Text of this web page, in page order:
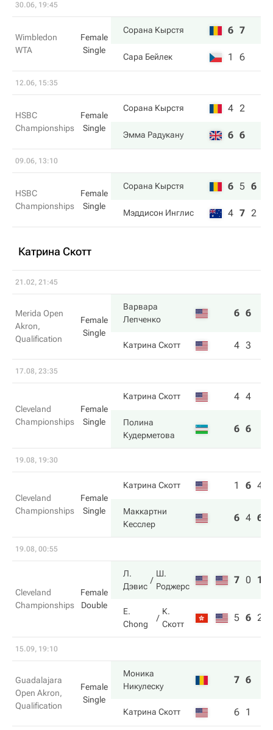
30.06, 19:45
Wimbledon
WTA
Female
Single
Сорана Кырстя 6 7
Сара Бейлек 1 6
12.06, 15:35
HSBC
Championships
Female
Single
Сорана Кырстя 4 2
Эмма Радукану 6 6
09.06, 13:10
HSBC
Championships
Female
Single
Сорана Кырстя 6 5 6
Мэддисон Инглис 4 7 2
Катрина Скотт
21.02, 21:45
Merida Open
Akron,
Qualification
Female
Single
Варвара
Лепченко
6 6
Катрина Скотт 4 3
17.08, 23:35
Cleveland
Championships
Female
Single
Катрина Скотт 4 4
Полина
Кудерметова
6 6
19.08, 19:30
Cleveland
Championships
Female
Single
Катрина Скотт 1 6 4
Маккартни
Кесслер
6 4 6
19.08, 00:55
Cleveland
Championships
Female
Double
Л.
Дэвис
Ш.
Роджерс
7 0 10
E.
Chong
К.
Скотт
5 6 2
15.09, 19:10
Guadalajara
Open Akron,
Qualification
Female
Single
Моника
Никулеску
7 6
Катрина Скотт 6 1